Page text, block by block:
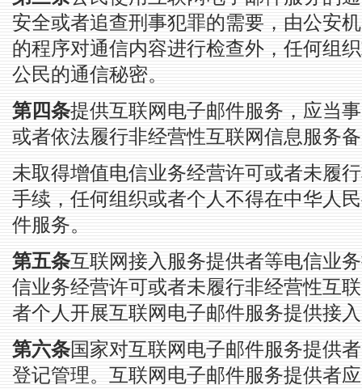
安全或者追查刑事犯罪的需要，由公安
的程序对通信内容进行检查外，任何组
公民的通信秘密。
第四条提供互联网电子邮件服务，应当
或者依法履行非经营性互联网信息服务
未取得增值电信业务经营许可或者未履
手续，任何组织或者个人不得在中华人
件服务。
第五条互联网接入服务提供者等电信业
信业务经营许可或者未履行非经营性互
者个人开展互联网电子邮件服务提供接
第六条国家对互联网电子邮件服务提供
登记管理。互联网电子邮件服务提供者